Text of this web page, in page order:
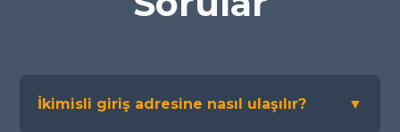
İkimisli giriş adresine nasıl ulaşılır? ▼